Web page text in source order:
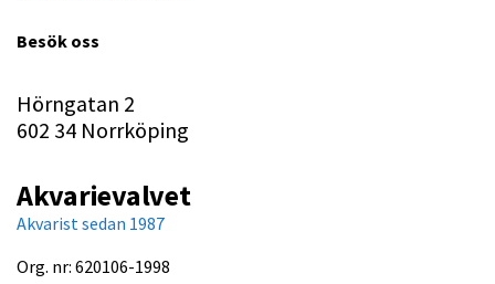
Besök oss
Hörngatan 2
602 34 Norrköping
Akvarievalvet
Akvarist sedan 1987
Org. nr: 620106-1998